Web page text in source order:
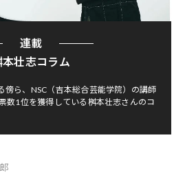
連載
本壮志コラム
傍ら、NSC（吉本総合芸能学院）の講師
数1位を獲得している桝本壮志さんのコ